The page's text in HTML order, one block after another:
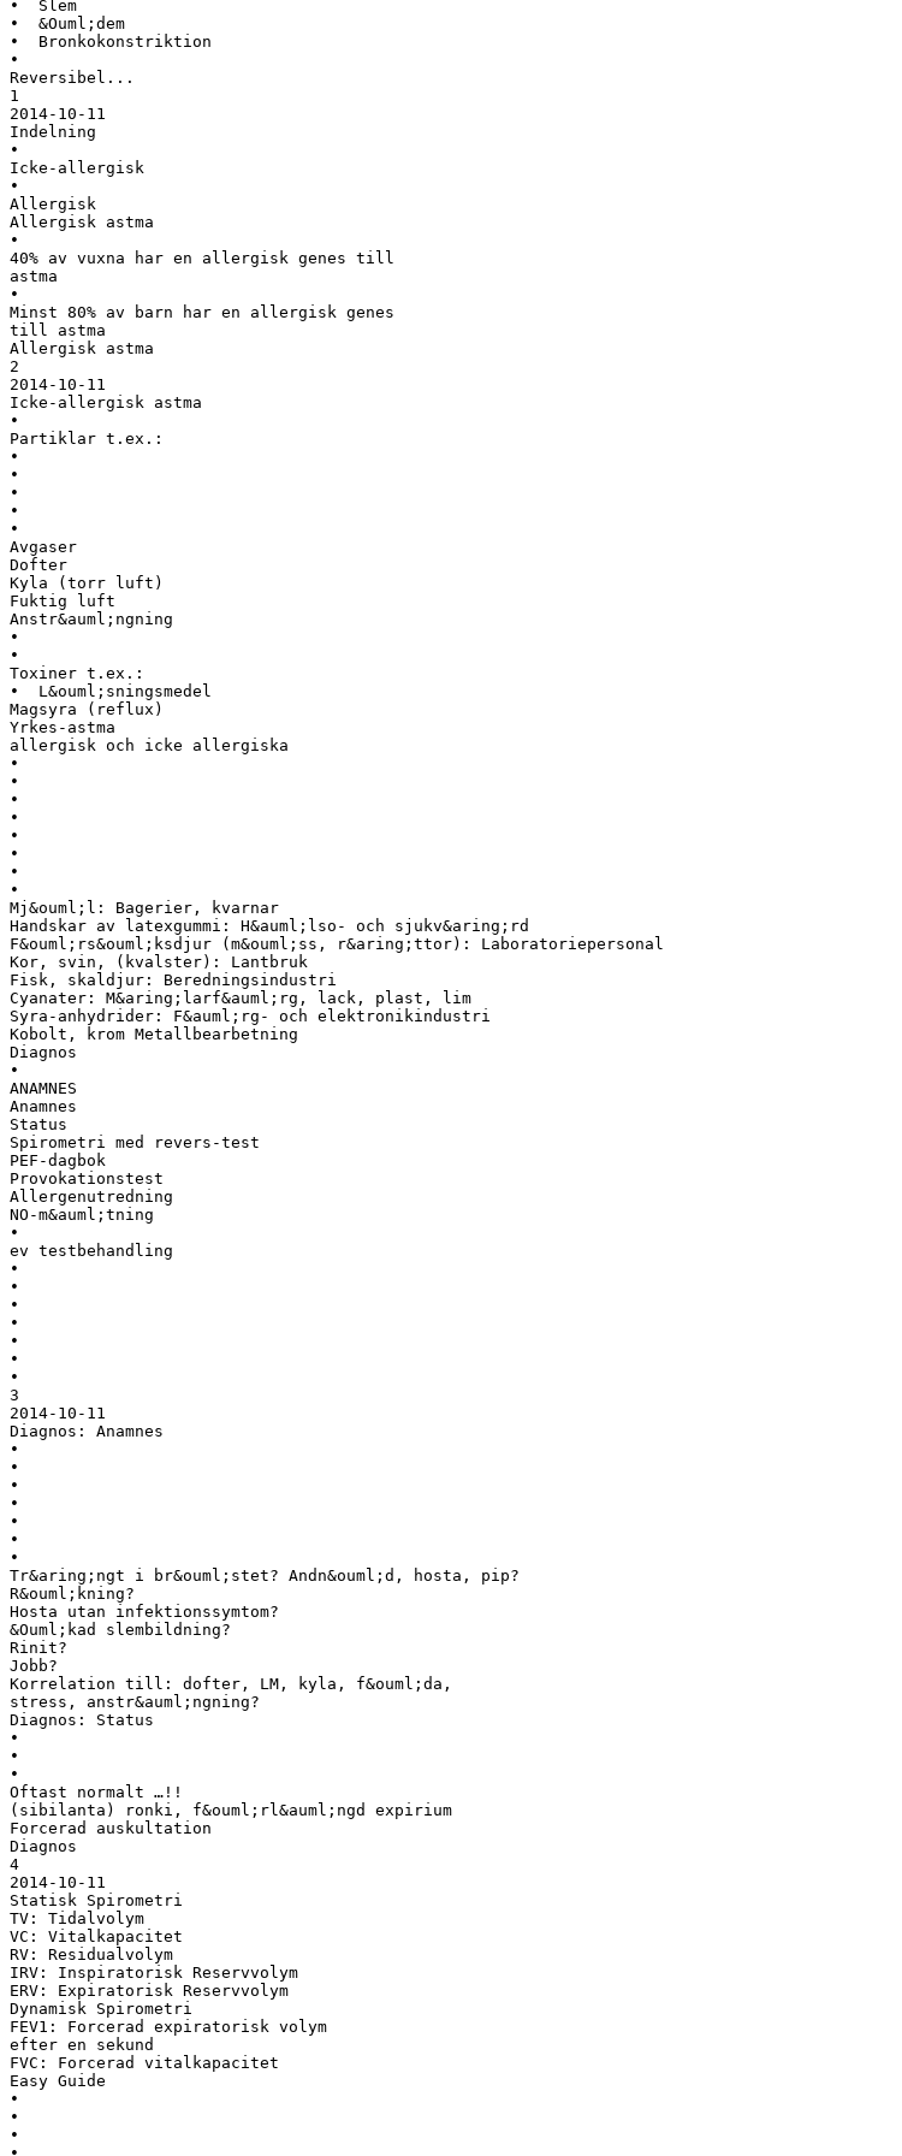
• Slem
• &Ouml;dem
• Bronkokonstriktion
•
Reversibel...
1
2014-10-11
Indelning
•
Icke-allergisk
•
Allergisk
Allergisk astma
•
40% av vuxna har en allergisk genes till
astma
•
Minst 80% av barn har en allergisk genes
till astma
Allergisk astma
2
2014-10-11
Icke-allergisk astma
•
Partiklar t.ex.:
•
•
•
•
•
Avgaser
Dofter
Kyla (torr luft)
Fuktig luft
Anstr&auml;ngning
•
•
Toxiner t.ex.:
• L&ouml;sningsmedel
Magsyra (reflux)
Yrkes-astma
allergisk och icke allergiska
•
•
•
•
•
•
•
•
Mj&ouml;l: Bagerier, kvarnar
Handskar av latexgummi: H&auml;lso- och sjukv&aring;rd
F&ouml;rs&ouml;ksdjur (m&ouml;ss, r&aring;ttor): Laboratoriepersonal
Kor, svin, (kvalster): Lantbruk
Fisk, skaldjur: Beredningsindustri
Cyanater: M&aring;larf&auml;rg, lack, plast, lim
Syra-anhydrider: F&auml;rg- och elektronikindustri
Kobolt, krom Metallbearbetning
Diagnos
•
ANAMNES
Anamnes
Status
Spirometri med revers-test
PEF-dagbok
Provokationstest
Allergenutredning
NO-m&auml;tning
•
ev testbehandling
•
•
•
•
•
•
•
3
2014-10-11
Diagnos: Anamnes
•
•
•
•
•
•
•
Tr&aring;ngt i br&ouml;stet? Andn&ouml;d, hosta, pip?
R&ouml;kning?
Hosta utan infektionssymtom?
&Ouml;kad slembildning?
Rinit?
Jobb?
Korrelation till: dofter, LM, kyla, f&ouml;da,
stress, anstr&auml;ngning?
Diagnos: Status
•
•
•
Oftast normalt …!!
(sibilanta) ronki, f&ouml;rl&auml;ngd expirium
Forcerad auskultation
Diagnos
4
2014-10-11
Statisk Spirometri
TV: Tidalvolym
VC: Vitalkapacitet
RV: Residualvolym
IRV: Inspiratorisk Reservvolym
ERV: Expiratorisk Reservvolym
Dynamisk Spirometri
FEV1: Forcerad expiratorisk volym
efter en sekund
FVC: Forcerad vitalkapacitet
Easy Guide
•
•
•